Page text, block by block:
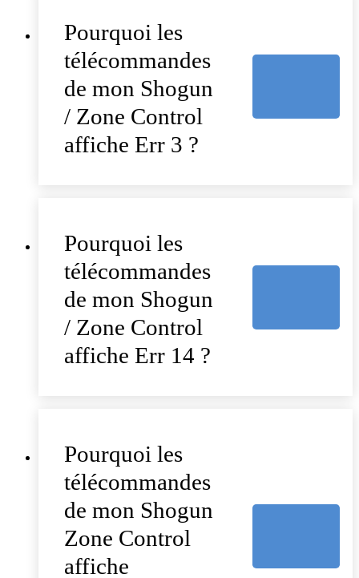
Pourquoi les
télécommandes
de mon Shogun
/ Zone Control
affiche Err 3 ?
Pourquoi les
télécommandes
de mon Shogun
/ Zone Control
affiche Err 14 ?
Pourquoi les
télécommandes
de mon Shogun
Zone Control
affiche